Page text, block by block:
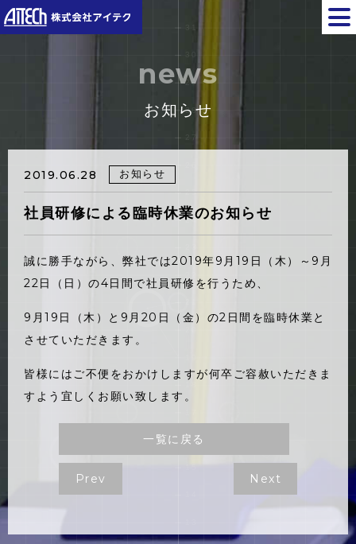
news
お知らせ
2019.06.28 お知らせ
社員研修による臨時休業のお知らせ
誠に勝手ながら、弊社では2019年9月19日（木）～9月
22日（日）の4日間で社員研修を行うため、
9月19日（木）と9月20日（金）の2日間を臨時休業と
させていただきます。
皆様にはご不便をおかけしますが何卒ご容赦いただきま
すよう宜しくお願い致します。
Prev
一覧に戻る
Next